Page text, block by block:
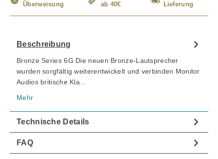
Überweisung
ab 40€
Lieferung
Beschreibung
Bronze Series 6G Die neuen Bronze-Lautsprecher
wurden sorgfältig weiterentwickelt und verbinden Monitor
Audios britische Kla…
Mehr
Technische Details
FAQ